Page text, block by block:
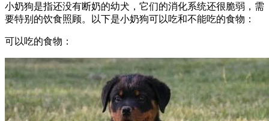
小奶狗是指还没有断奶的幼犬，它们的消化系统还很脆弱，需
要特别的饮食照顾。以下是小奶狗可以吃和不能吃的食物：
可以吃的食物：